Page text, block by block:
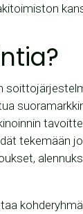
tekemään